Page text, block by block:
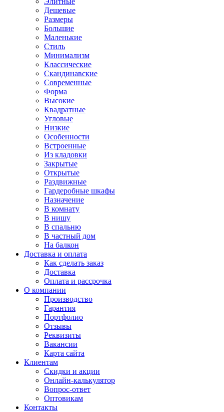
Дешевые
Размеры
Большие
Маленькие
Стиль
Минимализм
Классические
Скандинавские
Современные
Форма
Высокие
Квадратные
Угловые
Низкие
Особенности
Встроенные
Из кладовки
Закрытые
Открытые
Раздвижные
Гардеробные шкафы
Назначение
В комнату
В нишу
В спальню
В частный дом
На балкон
Доставка и оплата
Как сделать заказ
Доставка
Оплата и рассрочка
О компании
Производство
Гарантия
Портфолио
Отзывы
Реквизиты
Вакансии
Карта сайта
Клиентам
Скидки и акции
Онлайн-калькулятор
Вопрос-ответ
Оптовикам
Контакты